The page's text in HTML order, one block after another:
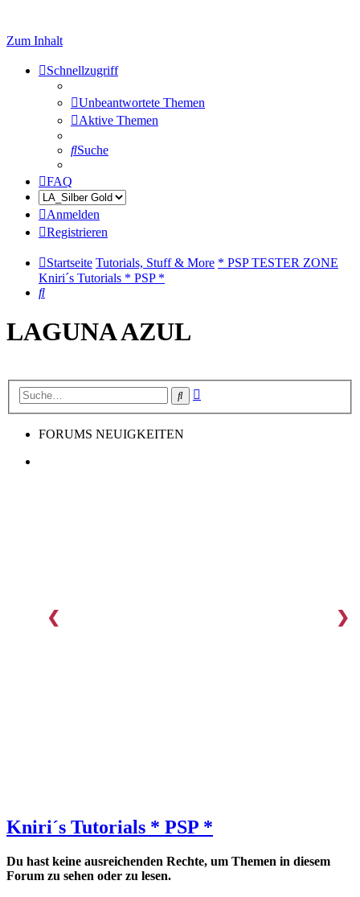
Zum Inhalt
Schnellzugriff
Unbeantwortete Themen
Aktive Themen
Suche
FAQ
Anmelden
Registrieren
Startseite Tutorials, Stuff & More * PSP TESTER ZONE
Kniri´s Tutorials * PSP *
Suche
LAGUNA AZUL
Suche
FORUMS NEUIGKEITEN
❮ ❯
Kniri´s Tutorials * PSP *
Du hast keine ausreichenden Rechte, um Themen in diesem
Forum zu sehen oder zu lesen.